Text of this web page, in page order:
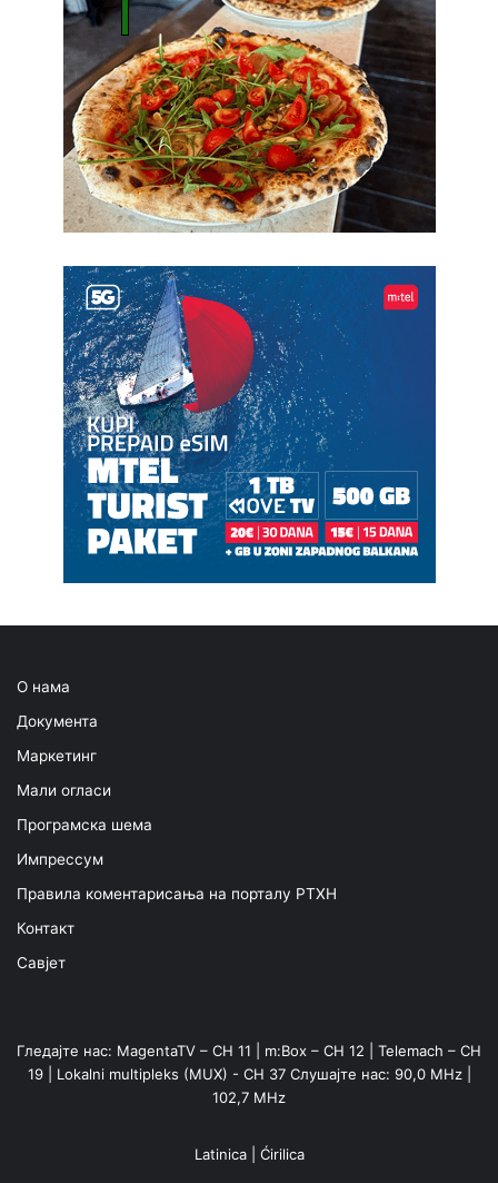
О нама
Документа
Маркетинг
Мали огласи
Програмска шема
Импрессум
Правила коментарисања на порталу РТХН
Контакт
Савјет
Гледајте нас: MagentaTV – CH 11 | m:Box – CH 12 | Telemach – CH
19 | Lokalni multipleks (MUX) - CH 37 Слушајте нас: 90,0 MHz |
102,7 MHz
Latinica| Ćirilica